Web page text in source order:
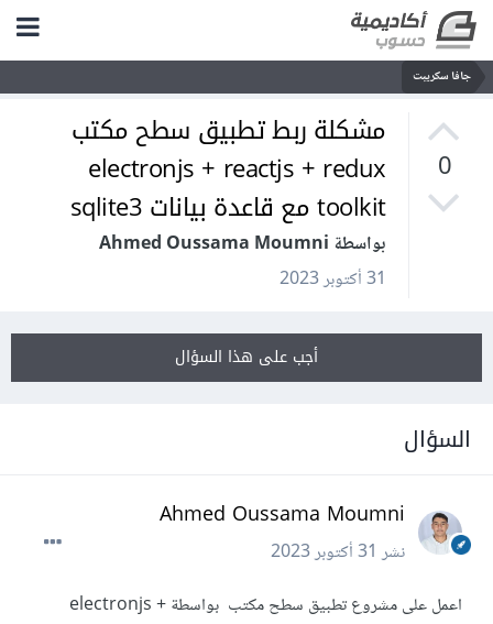
جافا سكريبت
0
مشكلة ربط تطبيق سطح مكتب
electronjs + reactjs + redux
toolkit مع قاعدة بيانات sqlite3
بواسطة Ahmed Oussama Moumni
31 أكتوبر 2023
أجب على هذا السؤال
السؤال
Ahmed Oussama Moumni
نشر31 أكتوبر 2023
اعمل على مشروع تطبيق سطح مكتب بواسطة electronjs +